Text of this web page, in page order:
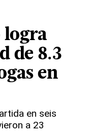
logra
de 8.3
en
en seis
a 23